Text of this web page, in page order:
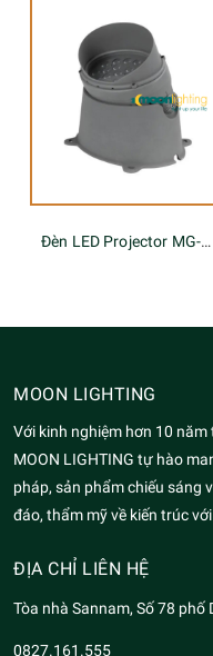
Đèn LED Projector MG-605A-220-48W
MOON LIGHTING
Với kinh nghiệm hơn 10
MOON LIGHTING tự hào
pháp, sản phẩm chiếu sáng
đáo, thẩm mỹ về kiến trúc
ĐỊA CHỈ LIÊN HỆ
Tòa nhà Sannam, Số 78 phố
0827.161.555